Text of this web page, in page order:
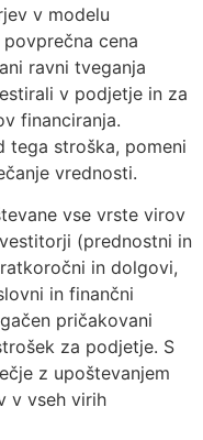
v modelu
cena
ravni tveganja
v podjetje in za
financiranja.
tega stroška, pomeni
vrednosti.
vse vrste virov
(prednostni in
in dolgovi,
in finančni
pričakovani
za podjetje. S
z upoštevanjem
v vseh virih